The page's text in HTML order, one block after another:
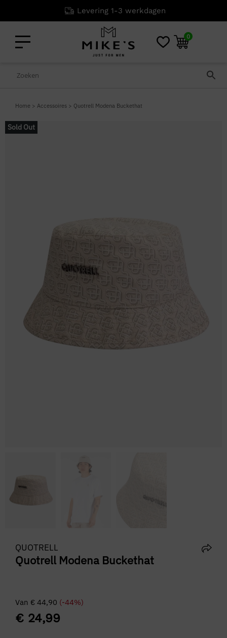
Levering 1-3 werkdagen
0
Home > Accessoires > Quotrell Modena Buckethat
Sold Out
QUOTRELL
Quotrell Modena Buckethat
Van € 44,90 (-44%)
€ 24,99